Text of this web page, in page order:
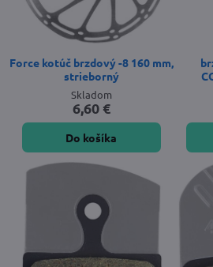
Force kotúč brzdový -8 160 mm,
strieborný
Skladom
6,60 €
Do košíka